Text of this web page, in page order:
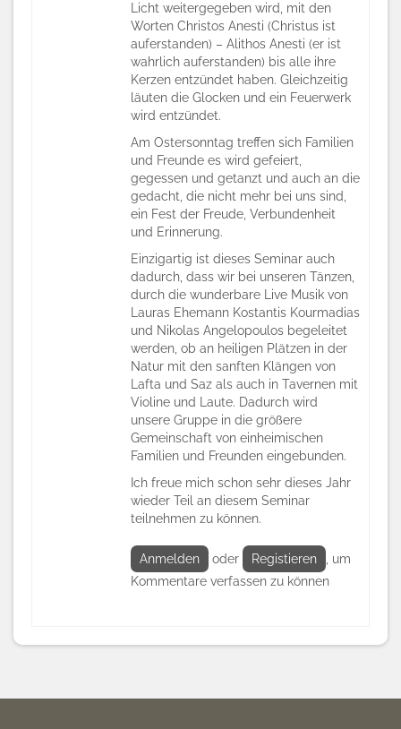
Licht weitergegeben wird, mit den
Worten Christos Anesti (Christus ist
auferstanden) – Alithos Anesti (er ist
wahrlich auferstanden) bis alle ihre
Kerzen entzündet haben. Gleichzeitig
läuten die Glocken und ein Feuerwerk
wird entzündet.
Am Ostersonntag treffen sich Familien
und Freunde es wird gefeiert,
gegessen und getanzt und auch an die
gedacht, die nicht mehr bei uns sind,
ein Fest der Freude, Verbundenheit
und Erinnerung.
Einzigartig ist dieses Seminar auch
dadurch, dass wir bei unseren Tänzen,
durch die wunderbare Live Musik von
Lauras Ehemann Kostantis Kourmadias
und Nikolas Angelopoulos begeleitet
werden, ob an heiligen Plätzen in der
Natur mit den sanften Klängen von
Lafta und Saz als auch in Tavernen mit
Violine und Laute. Dadurch wird
unsere Gruppe in die größere
Gemeinschaft von einheimischen
Familien und Freunden eingebunden.
Ich freue mich schon sehr dieses Jahr
wieder Teil an diesem Seminar
teilnehmen zu können.
Anmelden oder Registieren
, um
Kommentare verfassen zu können